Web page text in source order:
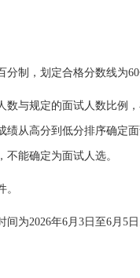
制，划定合格分数线为60
与规定的面试人数比例，
绩从高分到低分排序确定
不能确定为面试人选。
为2026年6月3日至6月5日